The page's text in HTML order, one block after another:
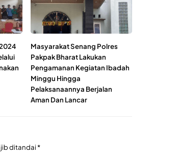
Masyarakat Senang Polres
Pakpak Bharat Lakukan
Pengamanan Kegiatan Ibadah
Minggu Hingga
Pelaksanaannya Berjalan
Aman Dan Lancar
ditandai*